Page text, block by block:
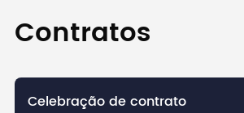
Contratos
Celebração de contrato